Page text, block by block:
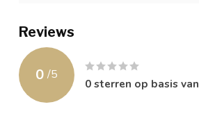
Reviews
0 /5
0sterren op basis van